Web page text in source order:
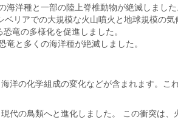
洋種と一部の陸上脊椎動物が絶滅しました
リアでの大規模な火山噴火と地球規模の気
竜の多様化を促進しました。
と多くの海洋種が絶滅しました。
の化学組成の変化などが含まれます。こ
代の鳥類へと進化しました。 この衝突は